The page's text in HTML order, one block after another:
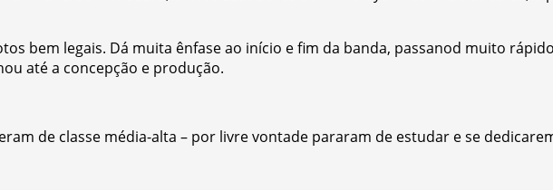
bem legais. Dá muita ênfase ao início e fim da banda, passanod muito
até a concepção e produção.
de classe média-alta – por livre vontade pararam de estudar e se